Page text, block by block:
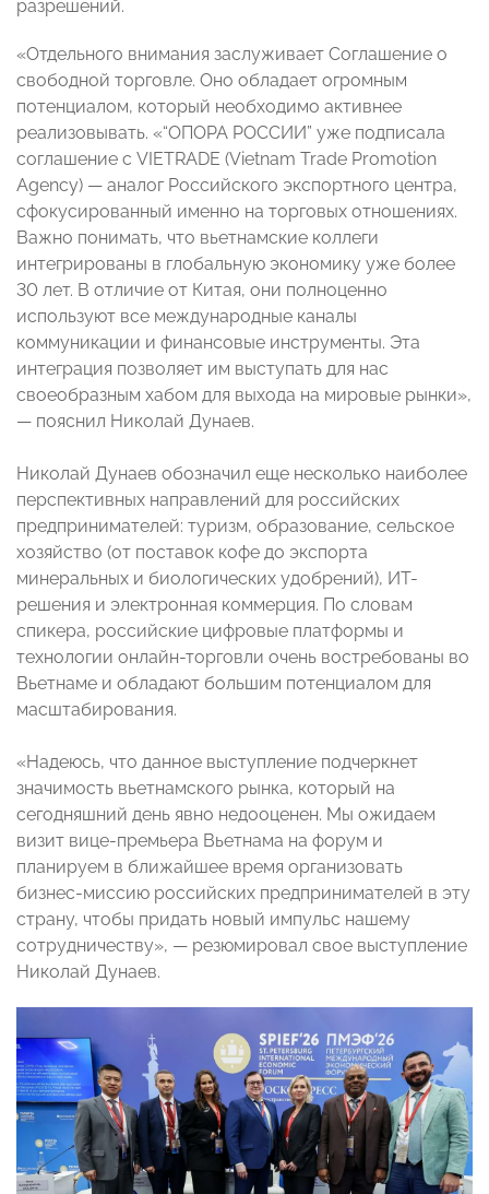
разрешений.
«Отдельного внимания заслуживает Соглашение о
свободной торговле. Оно обладает огромным
потенциалом, который необходимо активнее
реализовывать. «“ОПОРА РОССИИ” уже подписала
соглашение с VIETRADE (Vietnam Trade Promotion
Agency) — аналог Российского экспортного центра,
сфокусированный именно на торговых отношениях.
Важно понимать, что вьетнамские коллеги
интегрированы в глобальную экономику уже более
30 лет. В отличие от Китая, они полноценно
используют все международные каналы
коммуникации и финансовые инструменты. Эта
интеграция позволяет им выступать для нас
своеобразным хабом для выхода на мировые рынки»,
— пояснил Николай Дунаев.
Николай Дунаев обозначил еще несколько наиболее
перспективных направлений для российских
предпринимателей: туризм, образование, сельское
хозяйство (от поставок кофе до экспорта
минеральных и биологических удобрений), ИT-
решения и электронная коммерция. По словам
спикера, российские цифровые платформы и
технологии онлайн-торговли очень востребованы во
Вьетнаме и обладают большим потенциалом для
масштабирования.
«Надеюсь, что данное выступление подчеркнет
значимость вьетнамского рынка, который на
сегодняшний день явно недооценен. Мы ожидаем
визит вице-премьера Вьетнама на форум и
планируем в ближайшее время организовать
бизнес-миссию российских предпринимателей в эту
страну, чтобы придать новый импульс нашему
сотрудничеству», — резюмировал свое выступление
Николай Дунаев.